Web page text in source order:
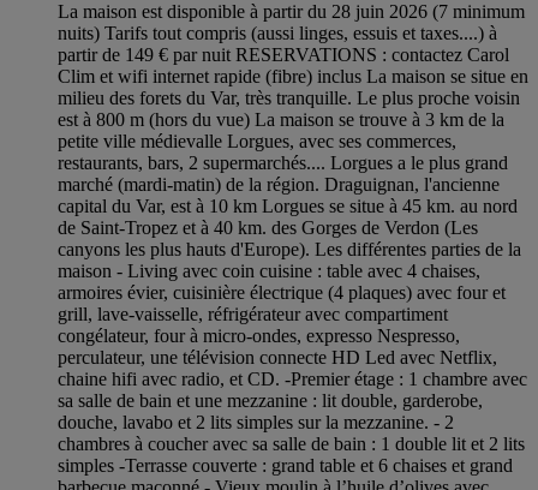
La maison est disponible à partir du 28 juin 2026 (7 minimum
nuits) Tarifs tout compris (aussi linges, essuis et taxes....) à
partir de 149 € par nuit RESERVATIONS : contactez Carol
Clim et wifi internet rapide (fibre) inclus La maison se situe en
milieu des forets du Var, très tranquille. Le plus proche voisin
est à 800 m (hors du vue) La maison se trouve à 3 km de la
petite ville médievalle Lorgues, avec ses commerces,
restaurants, bars, 2 supermarchés.... Lorgues a le plus grand
marché (mardi-matin) de la région. Draguignan, l'ancienne
capital du Var, est à 10 km Lorgues se situe à 45 km. au nord
de Saint-Tropez et à 40 km. des Gorges de Verdon (Les
canyons les plus hauts d'Europe). Les différentes parties de la
maison - Living avec coin cuisine : table avec 4 chaises,
armoires évier, cuisinière électrique (4 plaques) avec four et
grill, lave-vaisselle, réfrigérateur avec compartiment
congélateur, four à micro-ondes, expresso Nespresso,
perculateur, une télévision connecte HD Led avec Netflix,
chaine hifi avec radio, et CD. -Premier étage : 1 chambre avec
sa salle de bain et une mezzanine : lit double, garderobe,
douche, lavabo et 2 lits simples sur la mezzanine. - 2
chambres à coucher avec sa salle de bain : 1 double lit et 2 lits
simples -Terrasse couverte : grand table et 6 chaises et grand